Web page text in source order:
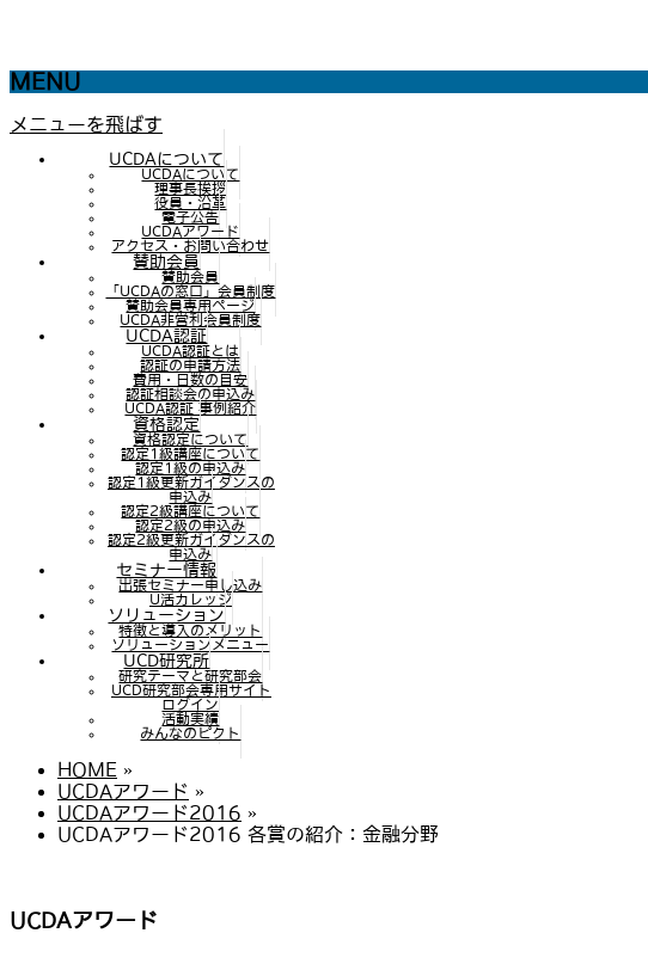
MENU
メニューを飛ばす
UCDAについて
UCDAについて
理事長挨拶
役員・沿革
電子公告
UCDAアワード
アクセス・お問い合わせ
賛助会員
賛助会員
「UCDAの窓口」会員制度
賛助会員専用ページ
UCDA非営利会員制度
UCDA認証
UCDA認証とは
認証の申請方法
費用・日数の目安
認証相談会の申込み
UCDA認証 事例紹介
資格認定
資格認定について
認定1級講座について
認定1級の申込み
認定1級更新ガイダンスの
申込み
認定2級講座について
認定2級の申込み
認定2級更新ガイダンスの
申込み
セミナー情報
出張セミナー申し込み
U活カレッジ
ソリューション
特徴と導入のメリット
ソリューションメニュー
UCD研究所
研究テーマと研究部会
UCD研究部会専用サイト
ログイン
活動実績
みんなのピクト
HOME »
UCDAアワード »
UCDAアワード2016 »
UCDAアワード2016 各賞の紹介：金融分野
UCDAアワード